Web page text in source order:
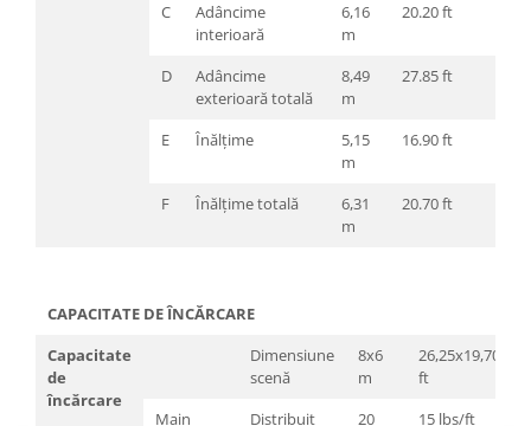
Stative pentru Microfoane
C
Adâncime
interioară
6,16
m
20.20 ft
D
Adâncime
exterioară totală
8,49
m
27.85 ft
E Înălțime
5,15
m
16.90 ft
F Înălțime totală
6,31
m
20.70 ft
CAPACITATE DE ÎNCĂRCARE
Capacitate
de
încărcare
Dimensiune
scenă
8x6
m
26,25x19,70
ft
Main
Distribuit 20 15 lbs/ft